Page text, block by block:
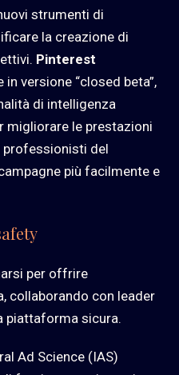
strumenti di
la creazione di
Pinterest
in versione “closed beta”,
di intelligenza
migliorare le prestazioni
professionisti del
più facilmente e
per offrire
collaborando con leader
piattaforma sicura.
Ad Science (IAS)